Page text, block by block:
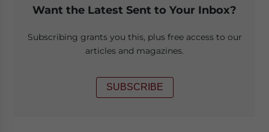
Want the Latest Sent to Your Inbox?
Subscribing grants you this, plus free access to our
articles and magazines.
SUBSCRIBE